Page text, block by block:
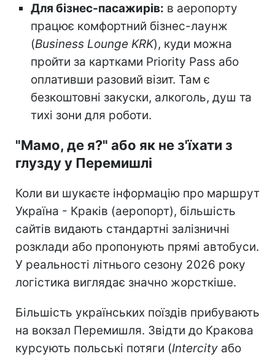
Для бізнес-пасажирів: в аеропорту
працює комфортний бізнес-лаунж
(Business Lounge KRK), куди можна
пройти за картками Priority Pass або
оплативши разовий візит. Там є
безкоштовні закуски, алкоголь, душ та
тихі зони для роботи.
"Мамо, де я?" або як не з'їхати з
глузду у Перемишлі
Коли ви шукаєте інформацію про маршрут
Україна - Краків (аеропорт), більшість
сайтів видають стандартні залізничні
розклади або пропонують прямі автобуси.
У реальності літнього сезону 2026 року
логістика виглядає значно жорсткіше.
Більшість українських поїздів прибувають
на вокзал Перемишля. Звідти до Кракова
курсують польські потяги (Intercity або